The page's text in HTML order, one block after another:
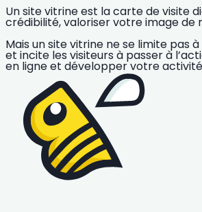
Unsite vitrineest la carte de visite
crédibilité, valoriser votre image de
Mais un site vitrine ne se limite pas
et incite les visiteurs à passer à
en ligne et développer votre